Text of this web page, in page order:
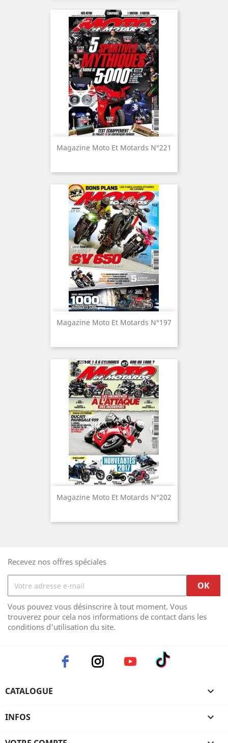
Magazine Moto Et Motards N°221
Magazine Moto Et Motards N°197
Magazine Moto Et Motards N°202
Recevez nos offres spéciales
Vous pouvez vous désinscrire à tout moment. Vous
trouverez pour cela nos informations de contact dans les
conditions d'utilisation du site.
CATALOGUE 
INFOS 